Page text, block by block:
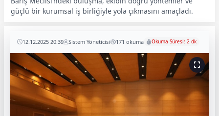
güçlü bir kurumsal iş birliğiyle yola çıkmasını amaçladı.
12.12.2025 20:39 Sistem Yöneticisi 171 okuma Okuma Süresi: 2 dk